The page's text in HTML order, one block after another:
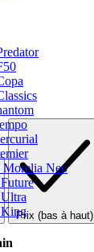
Neo
Prix (bas à haut)